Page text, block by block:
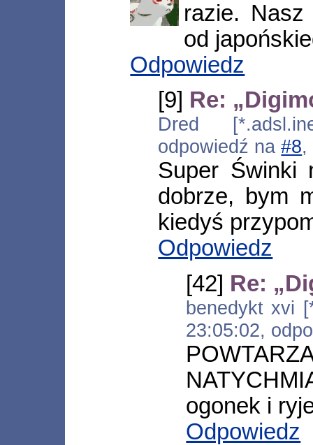
razie. Nasz
od
Odpowiedz
[9] Re:
Dred
odpowiedź na#8,
Super Świnki
dobrze, bym
kiedyś
Odpowiedz
[42] Re:
benedykt xvi
23:05:02,
ogonek i
Odpowiedz